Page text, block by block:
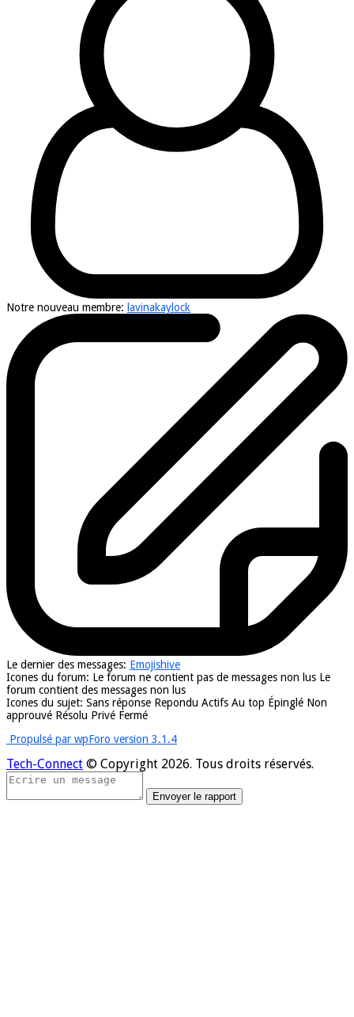
Notre nouveau membre: lavinakaylock
Le dernier des messages: Emojishive
Icones du forum: Le forum ne contient pas de messages non lus Le
forum contient des messages non lus
Icones du sujet: Sans réponse Repondu Actifs Au top Épinglé Non
approuvé Résolu Privé Fermé
Propulsé par wpForo version 3.1.4
Tech-Connect © Copyright 2026. Tous droits réservés.